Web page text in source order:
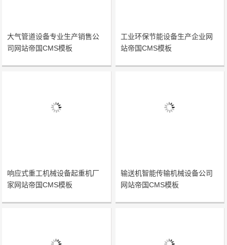
大气管道设备专业生产销售公
司网站帝国CMS模板
工业环保节能设备生产企业网
站帝国CMS模板
响应式重工机械设备起重机厂
家网站帝国CMS模板
输送机智能传输机械设备公司
网站帝国CMS模板